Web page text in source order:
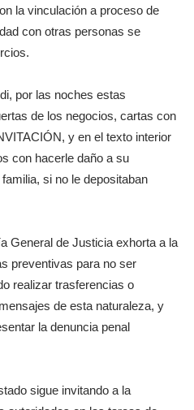
la vinculación a proceso de
con otras personas se
por las noches estas
de los negocios, cartas con
y en el texto interior
con hacerle daño a su
si no le depositaban
General de Justicia exhorta a la
preventivas para no ser
realizar trasferencias o
de esta naturaleza, y
la denuncia penal
sigue invitando a la